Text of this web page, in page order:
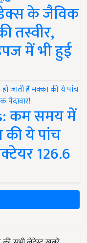
के जैविक
तस्वीर,
में भी हुई
कम समय में
की ये पांच
126.6